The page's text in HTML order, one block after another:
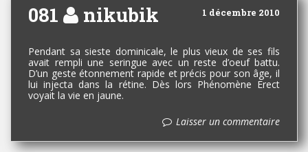
081 1 décembre 2010
nikubik
Pendant sa sieste dominicale, le plus vieux de ses fils
avait rempli une seringue avec un reste d’oeuf battu.
D’un geste étonnement rapide et précis pour son âge, il
lui injecta dans la rétine. Dès lors Phénomène Erect
voyait la vie en jaune.
Laisser un commentaire